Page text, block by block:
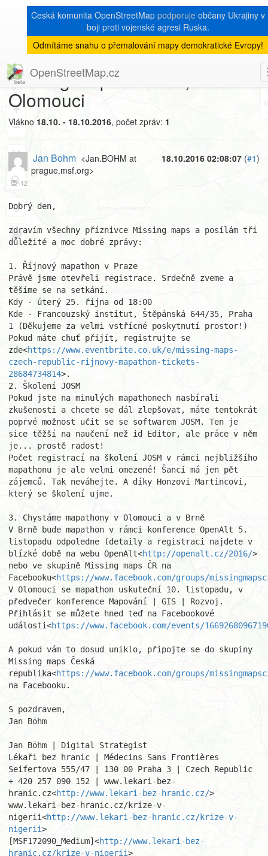
Česká komunita OpenStreetMap podporujeobčany Ukrajiny v
boji proti vojenské agresi Ruska.
Odmítáme snahu o přemalování mapy demokratické Evropy!
OpenStreetMap.cz
8
+
−
« zpět na výpis měsíce|
[Talk-cz]
Missing maps v Praze, Brně a
Olomouci
Vlákno 18.10. - 18.10.2016, počet zpráv: 1
18.10.2016 02:08:07 (#1)
Jan Bohm <Jan.BOHM at
prague.msf.org>
12
Dobrý den,
zdravím všechny příznivce Missing maps a posílám tři
důležité a moc dobré zprávy:
1. Říjnový mapathon v Praze
Právě jsme otevřeli registrace. Srdečně zveme a
těšíme se na setkání.
Kdy - úterý 25. října od 18:00
Kde - Francouzský institut, Štěpánská 644/35, Praha
1 (Děkujeme za velmi vstřícné poskytnutí prostor!)
Pokud máte chuť přijít, registrujte se
zde<https://www.eventbrite.co.uk/e/missing-maps-
czech-republic-rijnovy-mapathon-tickets-
28684734814>.
2. Školení JOSM
Pokud jste na minulých mapathonech nasbírali
zkušenosti a chcete se dál zlepšovat, máte tentokrát
poprvé možnost učit se se softwarem JOSM. Ten je
sice těžší na naučení než id Editor, ale práce v něm
je... prostě radost!
Počet registrací na školení JOSM v rámci nejbližšího
mapathonu je ale velmi omezené! Šanci má jen pět
zájemců. Tak neváhejte. A díky Honzovi Martincovi,
který se školení ujme.
3. Chystáme mapathony v Olomouci a v Brně
V Brně bude mapathon v rámci konference OpenAlt 5.
listopadu odpoledne (detaily a registraci najdete v
blízké době na webu OpenAlt<http://openalt.cz/2016/>
nebo ve skupině Missing maps ČR na
Facebooku<https://www.facebook.com/groups/
V Olomouci se mapathon uskuteční 10. listopadu, v
předvečer konference Mapování | GIS | Rozvoj.
Přihlásit se můžete hned teď na Facebookové
události<https://www.facebook.com/events/
A pokud vám to dosud uniklo, připojte se do skupiny
Missing maps Česká
republika<https://www.facebook.com/groups/
na Facebooku.
S pozdravem,
Jan Böhm
Jan Böhm | Digital Strategist
Lékaři bez hranic | Médecins Sans Frontières
Seifertova 555/47 | 130 00 Praha 3 | Czech Republic
+ 420 257 090 152 | www.lekari-bez-
hranic.cz<http://www.lekari-bez-hranic.cz/>
www.lekari-bez-hranic.cz/krize-v-
nigerii<http://www.lekari-bez-hranic.cz/krize-v-
nigerii>
[MSF172090_Medium]<http://www.lekari-bez-
hranic.cz/krize-v-nigerii>